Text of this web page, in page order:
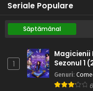
Seriale Populare
Săptămânal
1
Magicienii
Sezonul 1
Genuri: